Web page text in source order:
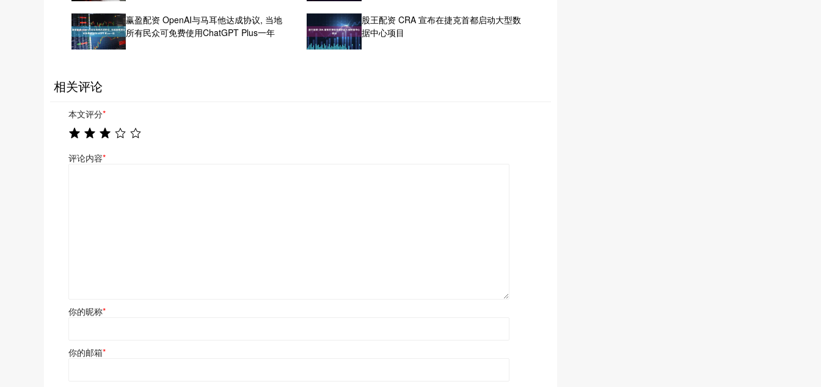
赢盈配资 OpenAI与马耳他达成协议, 当地
所有民众可免费使用ChatGPT Plus一年
股王配资 CRA 宣布在捷克首都启动大型数
据中心项目
相关评论
本文评分*
评论内容*
你的昵称*
你的邮箱*